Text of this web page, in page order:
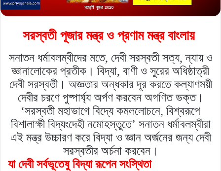
সরস্বতী পূজার মন্ত্র ও প্রণাম মন্ত্র বাংলায়
সনাতন ধর্মাবলম্বীদের মতে, দেবী সরস্বতী সত্য,ন্যায় ও
জ্ঞানালোকের প্রতীক। বিদ্যা, বাণী ও সুরের অধিষ্ঠাত্রী
দেবী সরস্বতী। অজ্ঞতার অন্ধকার দূর করতে কল্যাণময়ী
দেবীর চরণে পুষ্পার্ঘ্য অর্পণ করবেন অগণিত ভক্ত।
‘সরস্বতী মহাভাগে বিদ্যে কমললোচনে, বিশ্বরূপে
বিশালাক্ষী বিদ্যংদেহী নমোহস্তুতে’ সনাতন ধর্মাবলম্বীরা
এই মন্ত্র উচ্চারণ করে বিদ্যা ও জ্ঞান অর্জনের জন্য দেবী
সরস্বতীর অর্চনা করবেন।
যা দেবী সর্বভূতেষু বিদ্যা রূপেন সংস্থিতা